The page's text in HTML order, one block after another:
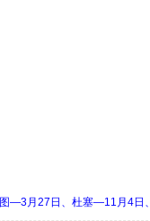
—3月27日、杜塞—11月4